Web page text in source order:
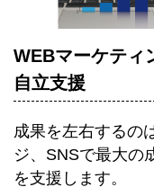
WEBマーケティ
自立支援
成果を左右するの
ジ、SNSで最大の
を支援します。